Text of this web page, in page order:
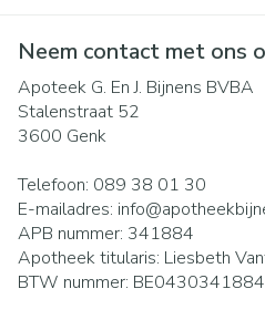
Neem contact met ons
Apoteek G. En J. Bijnens BVBA
Stalenstraat 52
3600 Genk
Telefoon: 089 38 01 30
E-mailadres: info@
APB nummer: 341884
Apotheek titularis: Liesbeth
BTW nummer: BE0430341884